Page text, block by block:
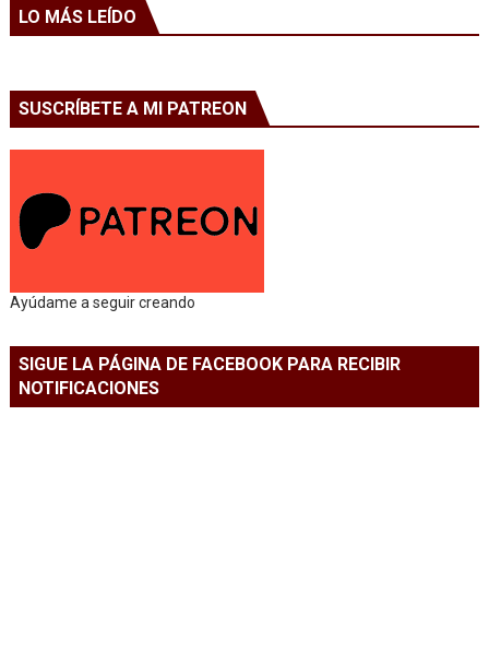
LO MÁS LEÍDO
SUSCRÍBETE A MI PATREON
Ayúdame a seguir creando
SIGUE LA PÁGINA DE FACEBOOK PARA RECIBIR
NOTIFICACIONES